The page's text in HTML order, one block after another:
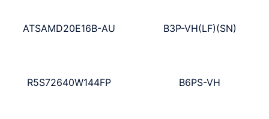
ATSAMD20E16B-AU B3P-VH(LF)(SN)
R5S72640W144FP B6PS-VH